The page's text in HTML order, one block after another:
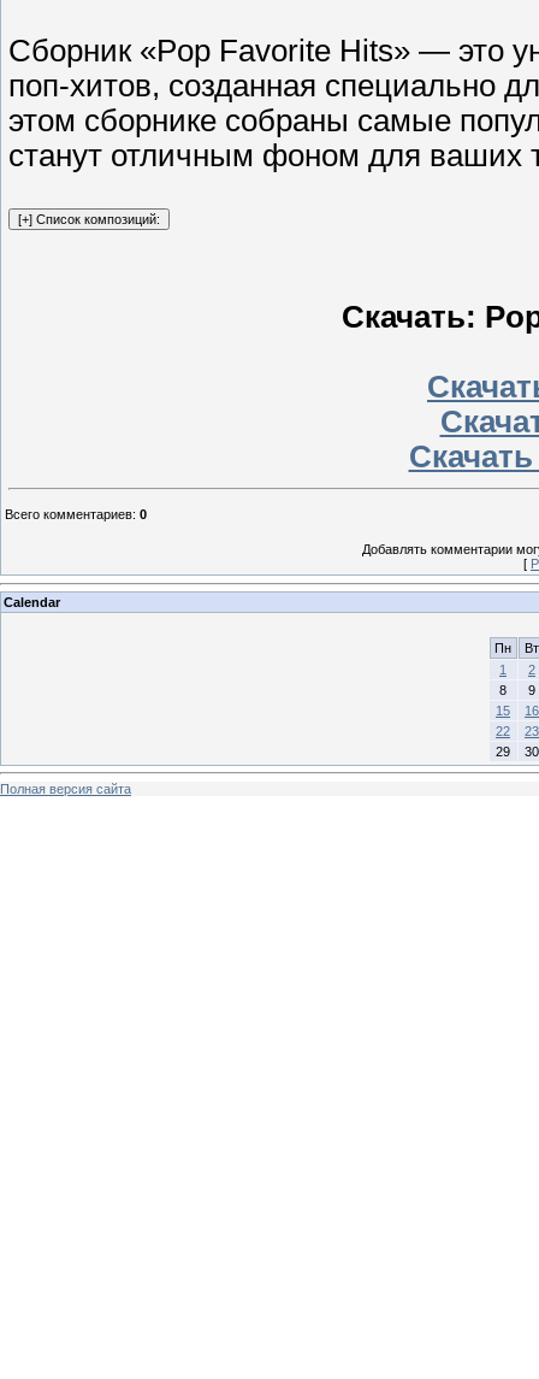
Сборник «Pop Favorite Hits» — это
поп-хитов, созданная специально
этом сборнике собраны самые
станут отличным фоном для ваших
Скачать:
Всего комментариев: 0
Добавлять комментарии
[
Calendar
Пн
Вт
1
2
8
9
15
16
22
23
29
30
Полная версия сайта